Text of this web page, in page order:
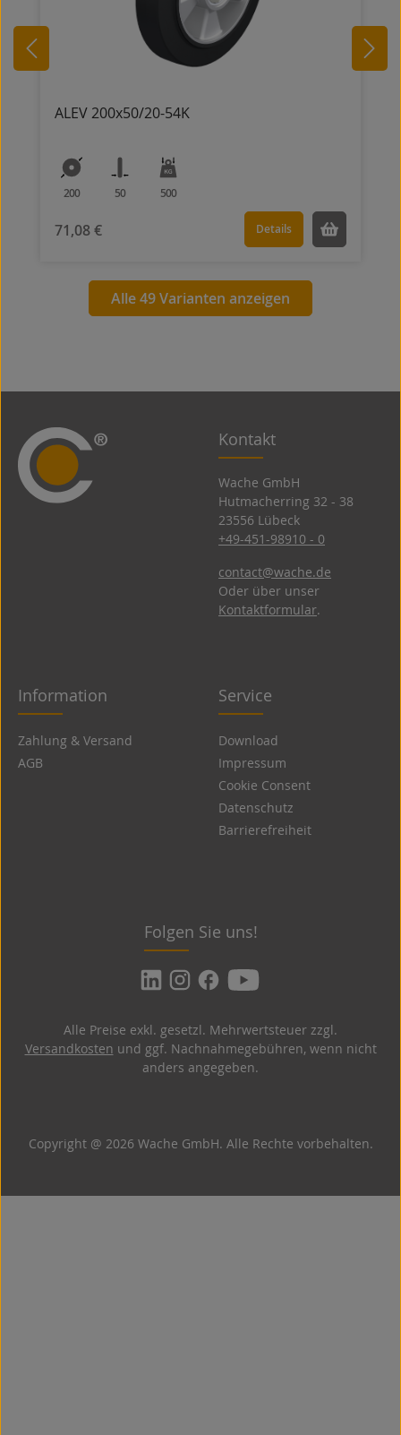
ALEV 200x50/20-54K
200 50 500
71,08 € Details
Alle 49 Varianten anzeigen
Kontakt
Wache GmbH
Hutmacherring 32 ­- 38
23556 Lübeck
+49-451-98910 - 0
contact@wache.de
Oder über unser
Kontaktformular.
Information
Zahlung & Versand
AGB
Service
Download
Impressum
Cookie Consent
Datenschutz
Barrierefreiheit
Folgen Sie uns!
Copyright @ 2026 Wache GmbH. Alle Rechte vorbehalten.
Alle Preise exkl. gesetzl. Mehrwertsteuer zzgl.
Versandkosten und ggf. Nachnahmegebühren, wenn nicht
anders angegeben.